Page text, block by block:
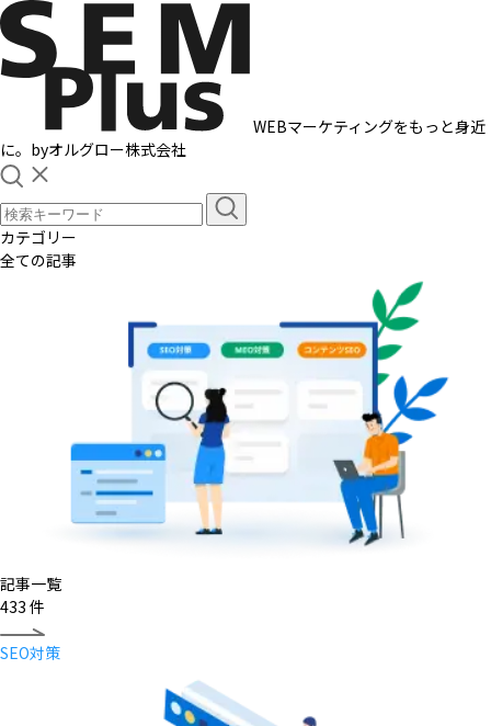
WEBマーケティングをもっと身近
に。 byオルグロー株式会社
カテゴリー
全ての記事
記事一覧
433 件
SEO対策